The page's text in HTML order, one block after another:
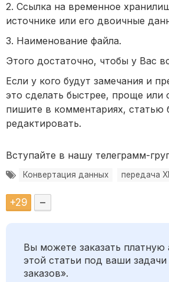
2. Ссылка на временное
источнике или его двоичные
3. Наименование файла.
Этого достаточно, чтобы у Вас
Если у кого будут замечания и
это сделать быстрее, проще или
пишите в комментариях, статью
редактировать.
Вступайте в нашу телеграмм-
Конвертация данных передача
+29 –
Вы можете заказать
этой статьи под ваши
заказов».